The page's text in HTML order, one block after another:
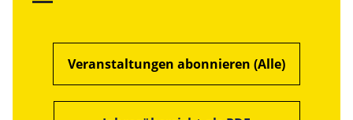
Veranstaltungen abonnieren (Alle)